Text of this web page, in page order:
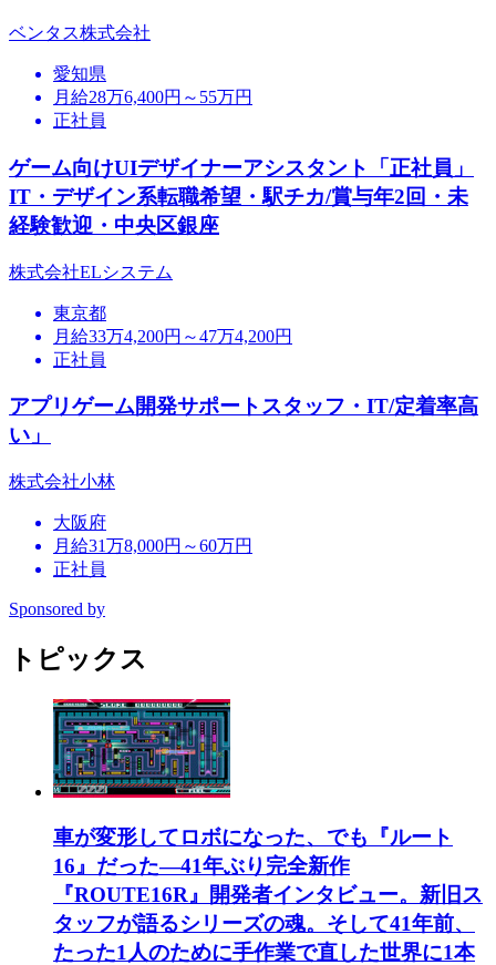
ベンタス株式会社
愛知県
月給28万6,400円～55万円
正社員
ゲーム向けUIデザイナーアシスタント「正社員」
IT・デザイン系転職希望・駅チカ/賞与年2回・未
経験歓迎・中央区銀座
株式会社ELシステム
東京都
月給33万4,200円～47万4,200円
正社員
アプリゲーム開発サポートスタッフ・IT/定着率高
い」
株式会社小林
大阪府
月給31万8,000円～60万円
正社員
Sponsored by
トピックス
車が変形してロボになった、でも『ルート
16』だった―41年ぶり完全新作
『ROUTE16R』開発者インタビュー。新旧ス
タッフが語るシリーズの魂。そして41年前、
たった1人のために手作業で直した世界に1本